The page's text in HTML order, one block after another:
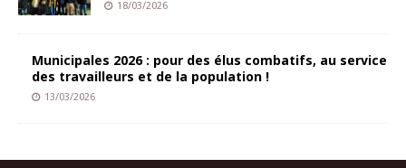
18/03/2026
Municipales 2026 : pour des élus combatifs, au service
des travailleurs et de la population !
13/03/2026